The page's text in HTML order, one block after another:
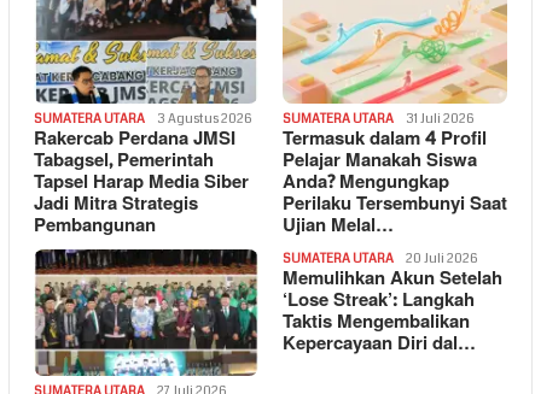
SUMATERA UTARA 3 Agustus 2026
Rakercab Perdana JMSI
Tabagsel, Pemerintah
Tapsel Harap Media Siber
Jadi Mitra Strategis
Pembangunan
SUMATERA UTARA 31 Juli 2026
Termasuk dalam 4 Profil
Pelajar Manakah Siswa
Anda? Mengungkap
Perilaku Tersembunyi Saat
Ujian Melal…
SUMATERA UTARA 20 Juli 2026
Memulihkan Akun Setelah
‘Lose Streak’: Langkah
Taktis Mengembalikan
Kepercayaan Diri dal…